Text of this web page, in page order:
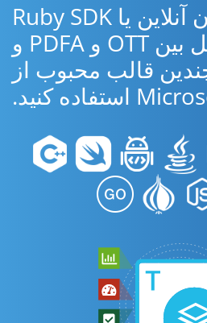
از برنامه رایگان آنلاین یا Ruby SDK
برای تبدیل بین OTT و PDFA و
قالب محبوب از